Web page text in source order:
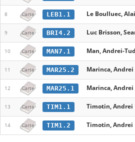
8 Carte LEB1.1 Le Boulluec,
9 Carte BRI4.2 Luc Brisson,
10 Carte MAN7.1 Man, Andrei-
11 Carte MAR25.2 Marinca, Andrei
12 Carte MAR25.1 Marinca, Andrei
13 Carte TIM1.1 Timotin, Andrei
14 Carte TIM1.2 Timotin, Andrei